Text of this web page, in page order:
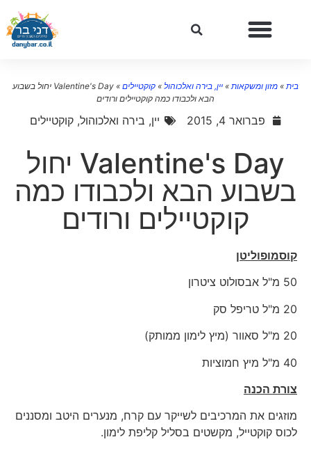
בית» מזון ומשקאות» יין, בירה ואלכוהול » קוקטיילים »
Valentine's Day יחול בשבוע
הבא ולכבודו כמה קוקטיילים ורודים
פברואר 4, 2015 יין, בירה ואלכוהול, קוקטיילים
Valentine's Day יחול
בשבוע הבא ולכבודו כמה
קוקטיילים ורודים
קוסמופוליטן
50 מ"ל אבסולוט ציטרון
20 מ"ל טריפל סק
20 מ"ל סאוור (מיץ לימון ממותק)
40 מ"ל מיץ חמוציות
צורת הכנה
מוזגים את המרכיבים לשייקר עם קרח, מנערים היטב ומסננים
לכוס קוקטייל, מקשטים בסליל קליפת לימון.